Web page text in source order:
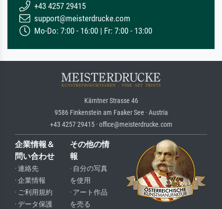
+43 4257 29415
support@meisterdrucke.com
Mo-Do: 7:00 - 16:00 | Fr: 7:00 - 13:00
Kärntner Strasse 46
9586 Finkenstein am Faaker See · Austria
+43 4257 29415 · office@meisterdrucke.com
企業情報＆
問い合わせ
· 連絡先
· 企業情報
· ご利用規約
· データ保護
その他の情
報
· 自分の写真
を使用
· アート作品
を売る